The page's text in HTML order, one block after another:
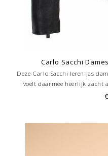
Carlo Sacchi
Deze Carlo Sacchi leren jas
voelt daarmee heerlijk zacht
kleuren te verkrijgen. De